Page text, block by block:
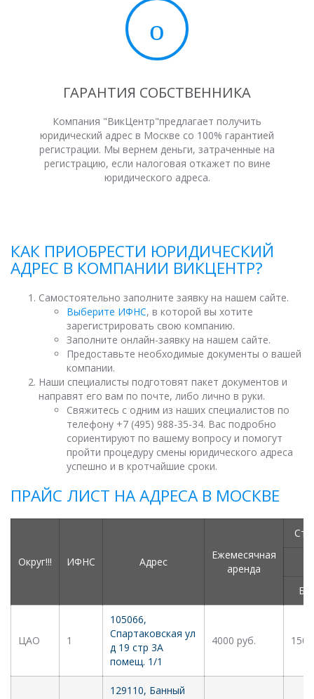
ГАРАНТИЯ СОБСТВЕННИКА
Компания "ВикЦентр"предлагает получить
юридический адрес в Москве со 100% гарантией
регистрации. Мы вернем деньги, затраченные на
регистрацию, если налоговая откажет по вине
юридического адреса.
КАК ПРИОБРЕСТИ ЮРИДИЧЕСКИЙ
АДРЕС В КОМПАНИИ ВИКЦЕНТР?
Самостоятельно заполните заявку на нашем сайте.
Выберите ИФНС, в которой вы хотите
зарегистрировать свою компанию.
Заполните онлайн-заявку на нашем сайте.
Предоставьте необходимые документы о вашей
компании.
Наши специалисты подготовят пакет документов и
направят его вам по почте, либо лично в руки.
Свяжитесь с одним из наших специалистов по
телефону +7 (495) 988-35-34. Вас подробно
сориентируют по вашему вопросу и помогут
пройти процедуру смены юридического адреса
успешно и в кротчайшие сроки.
ПРАЙС ЛИСТ НА АДРЕСА В МОСКВЕ
Округ!!! ИФНС Адрес
Ежемесячная
аренда
ЦАО 1
105066,
Спартаковская ул
д 19 стр 3А
помещ. 1/1
4000 руб.
129110, Банный